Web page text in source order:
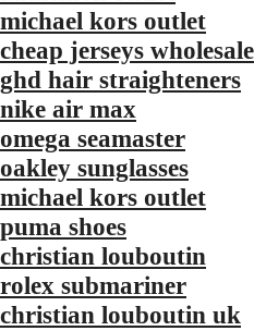
michael kors outlet
cheap jerseys wholesale
ghd hair straighteners
nike air max
omega seamaster
oakley sunglasses
michael kors outlet
puma shoes
christian louboutin
rolex submariner
christian louboutin uk